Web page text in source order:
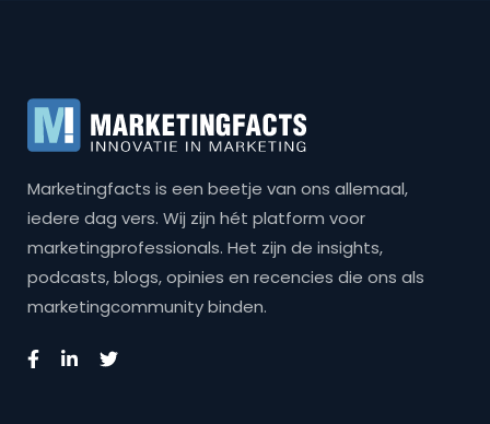
Marketingfacts is een beetje van ons allemaal,
iedere dag vers. Wij zijn hét platform voor
marketingprofessionals. Het zijn de insights,
podcasts, blogs, opinies en recencies die ons als
marketingcommunity binden.